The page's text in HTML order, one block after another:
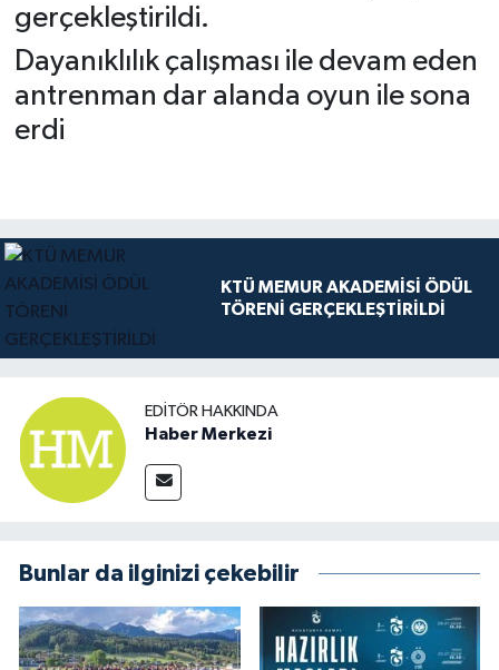
gerçekleştirildi.
Dayanıklılık çalışması ile devam eden
antrenman dar alanda oyun ile sona
erdi
KTÜ MEMUR AKADEMİSİ ÖDÜL
TÖRENİ GERÇEKLEŞTİRİLDİ
EDITÖR HAKKINDA
Haber Merkezi
Bunlar da ilginizi çekebilir